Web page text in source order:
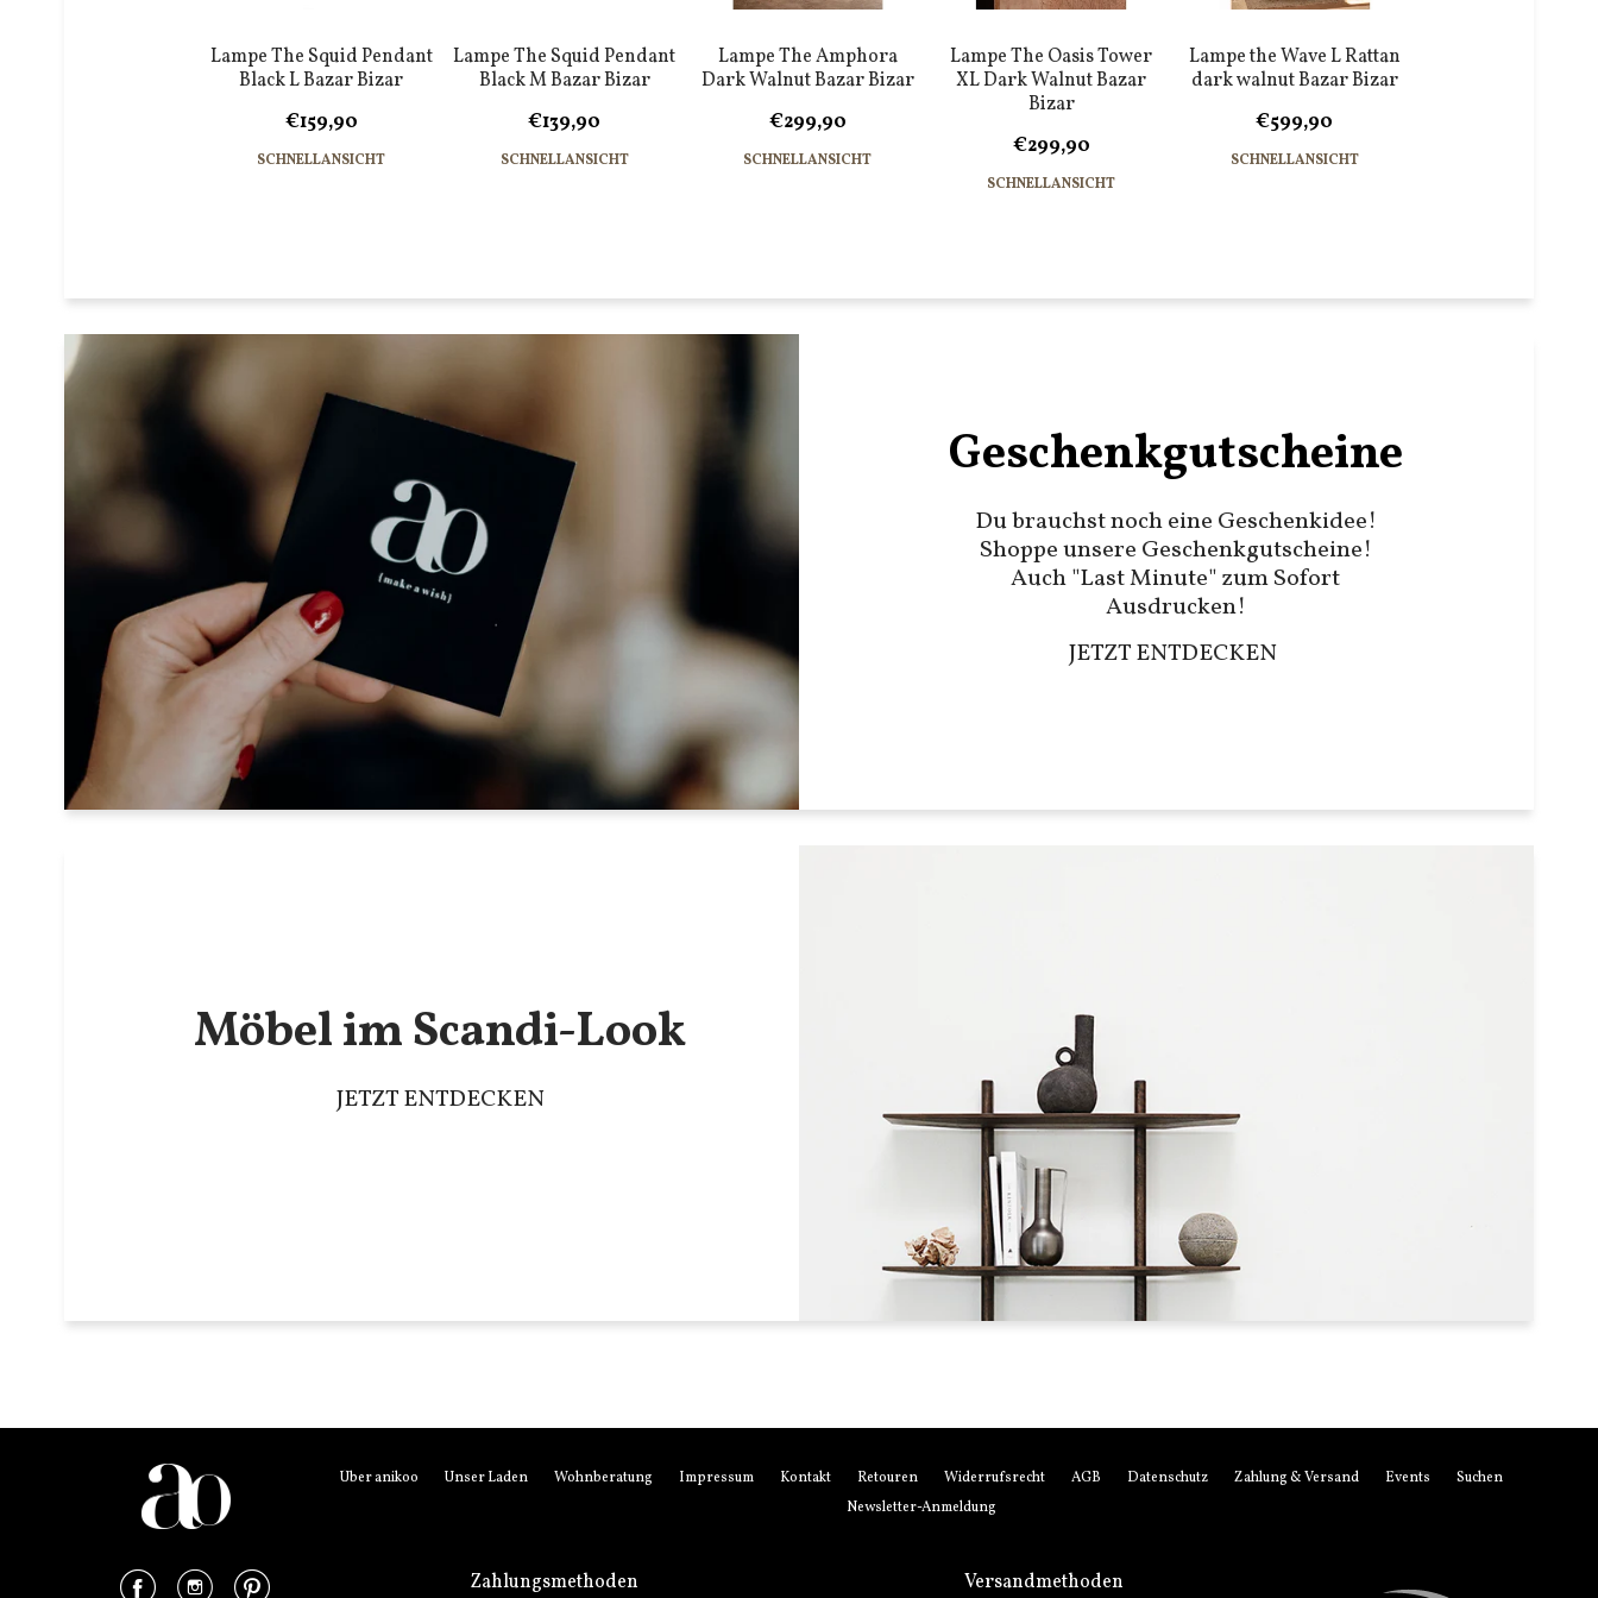
Lampe The Squid Pendant
Black L Bazar Bizar
€159,90
SCHNELLANSICHT
Lampe The Squid Pendant
Black M Bazar Bizar
€139,90
SCHNELLANSICHT
Lampe The Amphora
Dark Walnut Bazar Bizar
€299,90
SCHNELLANSICHT
Lampe The Oasis Tower
XL Dark Walnut Bazar
Bizar
€299,90
SCHNELLANSICHT
Lampe the Wave L Rattan
dark walnut Bazar Bizar
€599,90
SCHNELLANSICHT
Geschenkgutscheine
Du brauchst noch eine Geschenkidee!
Shoppe unsere Geschenkgutscheine!
Auch "Last Minute" zum Sofort
Ausdrucken!
JETZT ENTDECKEN
Möbel im Scandi-Look
JETZT ENTDECKEN
FacebookInstagramPinterest
Über anikoo Unser Laden Wohnberatung Impressum Kontakt Retouren Widerrufsrecht AGB Datenschutz Zahlung & Versand Events
Suchen
Newsletter-Anmeldung
Zahlungsmethoden Versandmethoden